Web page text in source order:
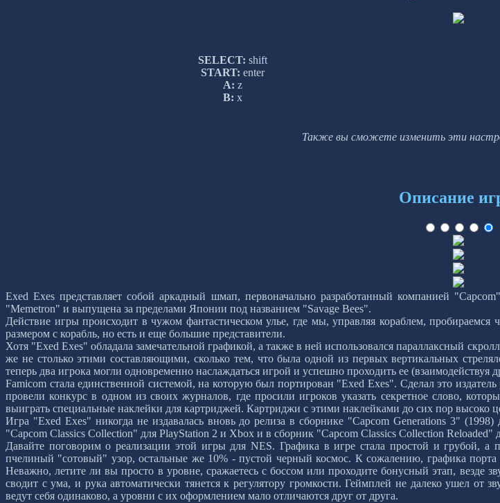
SELECT: shift
START: enter
A: z
B: x
Также вы сможете изменить эти
Описание
Exed Exes представляет собой аркадный шмап, первоначально разработанный компанией
"Memetron" и выпущена за пределами Японии под названием "Savage Bees".
Действие игры происходит в чужом фантастическом улье, где мы, управляя кораблем,
размером с корабль, но есть и еще большие представители.
Хотя "Exed Exes" обладала замечательной графикой, а также в ней использовался параллаксный
же не столько этими составляющими, сколько тем, что была одной из первых вертикальных
теперь два игрока могли одновременно наслаждаться игрой и успешно проходить ее (взаимодействуя
Famicom стала единственной системой, на которую был портирован "Exed Exes". Сделал это
провели конкурс в одном из своих журналов, где просили игроков указать секретное слово,
выиграть специальные наклейки для картриджей. Картриджи с этими наклейками до сих пор высоко
Игра "Exed Exes" никогда не издавалась вновь до релиза в сборнике "Capcom Generations 3"
"Capcom Classics Collection" для PlayStation 2 и Xbox и в сборник "Capcom Classics Collection Reloaded"
Давайте поговорим о реализации этой игры для NES. Графика в игре стала простой и грубой,
пчелиный "сотовый" узор, остальные же 10% - пустой черный космос. К сожалению, графика
Неважно, летите ли вы просто в уровне, сражаетесь с боссом или проходите бонусный этап, везде
сводит с ума, и рука автоматически тянется к регулятору громкости. Геймплей не далеко ушел от
ведут себя одинаково, а уровни с их оформлением мало отличаются друг от друга.